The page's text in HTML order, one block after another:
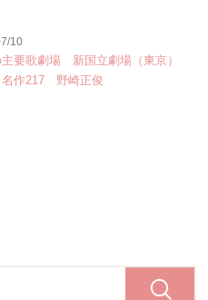
10
主要歌劇場 新国立劇場（東京）
名作217 野崎正俊